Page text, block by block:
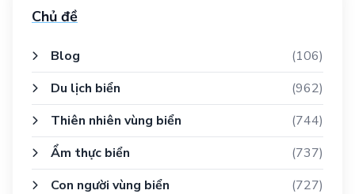
Chủ đề
Blog
(106)
Du lịch biển
(962)
Thiên nhiên vùng biển
(744)
Ẩm thực biển
(737)
Con người vùng biển
(727)